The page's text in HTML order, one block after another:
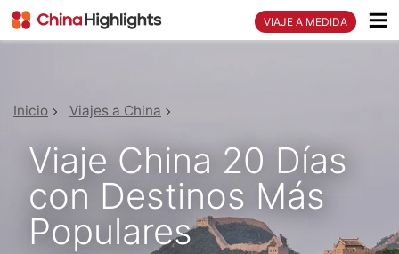
VIAJE A MEDIDA
Inicio Viajes a China
Viaje China 20 Días
con Destinos Más
Populares